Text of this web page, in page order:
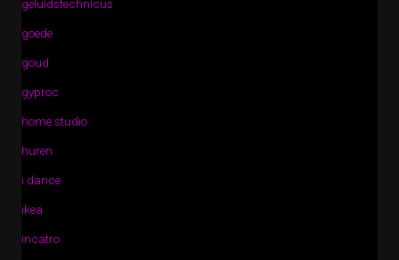
geluidstechnicus
goede
goud
gyproc
home studio
huren
i dance
ikea
incatro